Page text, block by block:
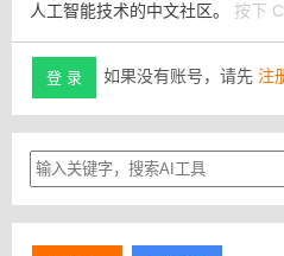
人工智能技术的中文社区。 按下
登 录 如果没有账号，请先 注